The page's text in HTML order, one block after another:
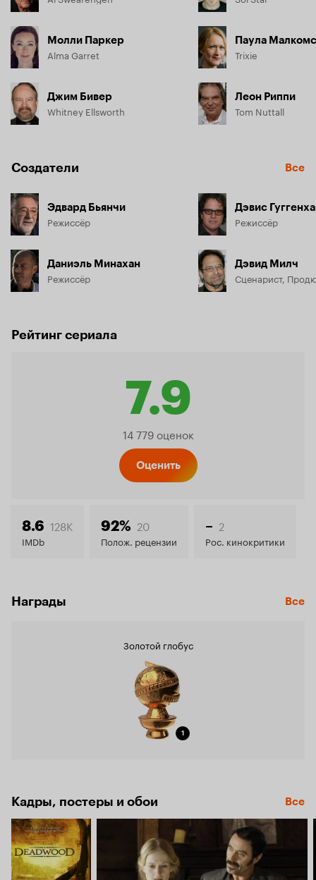
Молли Паркер
Alma Garret
Джим Бивер
Whitney Ellsworth
Паула
Trixie
Леон Риппи
Tom Nuttall
Создатели Все
Эдвард Бьянчи
Режиссёр
Даниэль Минахан
Режиссёр
Дэвис
Режиссёр
Дэвид Милч
Сценарист,
Рейтинг сериала
7.9
Рейтинг
7.9
14 779 оценок
Оценить
8.6 128K
IMDb
92% 20
Полож. рецензии
– 2
Рос. кинокритики
Награды Все
Золотой глобус
1
Кадры, постеры и обои Все